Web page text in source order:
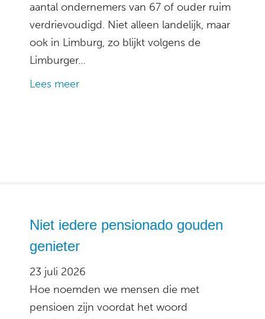
aantal ondernemers van 67 of ouder ruim
verdrievoudigd. Niet alleen landelijk, maar
ook in Limburg, zo blijkt volgens de
Limburger…
Lees meer
Niet iedere pensionado gouden
genieter
23 juli 2026
Hoe noemden we mensen die met
pensioen zijn voordat het woord